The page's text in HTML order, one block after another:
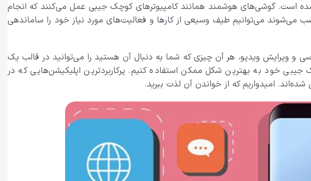
شده است. گوشی‌های هوشمند همانند کامپیوترهای کوچک جیبی عمل می‌کنند که انجام
می‌شوند می‌توانیم طیف وسیعی از کارها و فعالیت‌های مورد نیاز خود را ساماندهی
و ویرایش ویدیو، هر آن چیزی که شما به دنبال آن هستید را می‌توانید در قالب یک
جیبی خود به بهترین شکل ممکن استفاده کنیم. پرکاربردترین اپلیکیشن‌هایی که در
امیدواریم که از خواندن آن لذت ببرید.